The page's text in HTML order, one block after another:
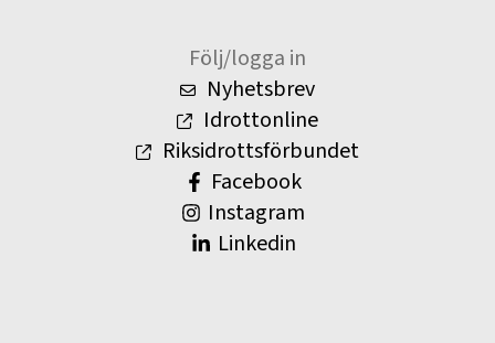
Följ/logga in
Nyhetsbrev
Idrottonline
Riksidrottsförbundet
Facebook
Instagram
Linkedin